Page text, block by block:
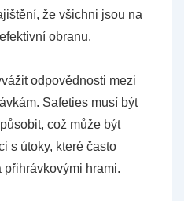
že všichni jsou na
obranu.
odpovědnosti mezi
Safeties musí být
což může být
s útoky, které často
hrami.